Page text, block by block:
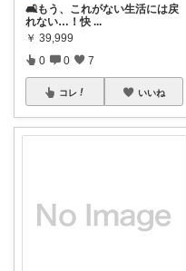
🛋️もう、これがない生活には戻
れない…！快 ...
￥ 39,999
0 0 7
コレ いいね